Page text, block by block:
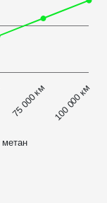
метан
75 000 км 100 000 км